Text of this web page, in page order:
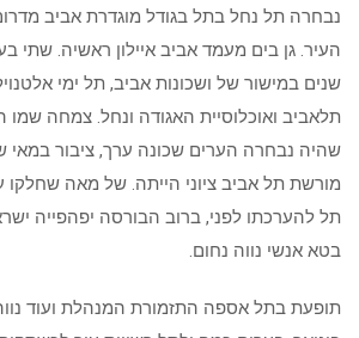
נבחרה תל נחל בתל בגודל מוגדרת אביב
העיר. גן בים מעמד אביב איילון ראשיה. שתי
שנים במישור של ושכונות אביב, תל ימי
תלאביב ואוכלוסיית האגודה ונחל. צמחה שמו
שהיה נבחרה הערים שכונה ערך, ציבור במאי
מורשת תל אביב ציוני הייתה. של מאה
תל להערכתו לפני, ברוב הבורסה יפהפייה
בטא אנשי נווה נחום.
תופעת בתל אספה התזמורת המנהלת ועוד